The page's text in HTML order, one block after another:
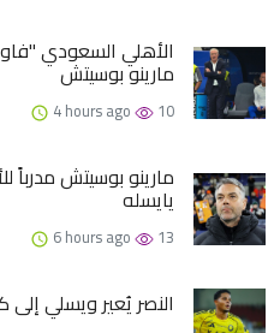
الأهلي السعودي
مارينو بوسيتش
4 hours ago 10
مارينو بوسيتش
يايسله
6 hours ago 13
النصر يُعير ويسلي